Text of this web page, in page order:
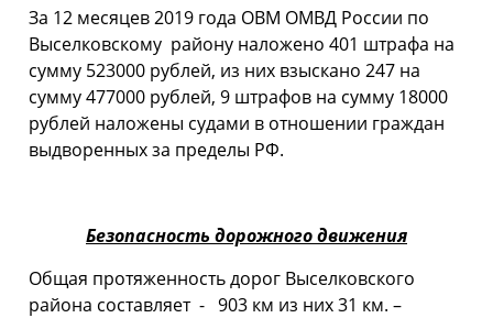
За 12 месяцев 2019 года ОВМ ОМВД России по
Выселковскому району наложено 401 штрафа на
сумму 523000 рублей, из них взыскано 247 на
сумму 477000 рублей, 9 штрафов на сумму 18000
рублей наложены судами в отношении граждан
выдворенных за пределы РФ.
Безопасность дорожного движения
Общая протяженность дорог Выселковского
района составляет - 903 км из них 31 км. –